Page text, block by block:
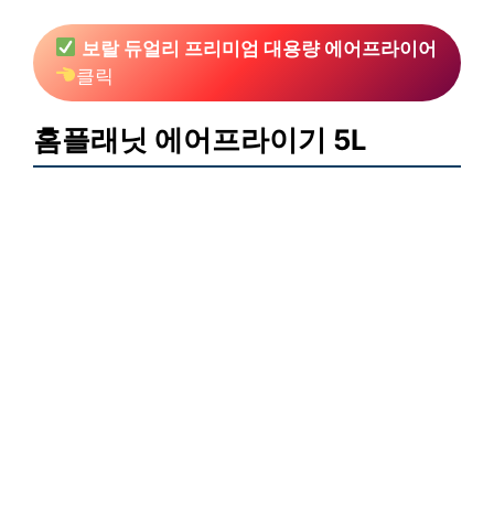
보랄 듀얼리 프리미엄 대용량 에어프라이어
클릭
홈플래닛 에어프라이기 5L